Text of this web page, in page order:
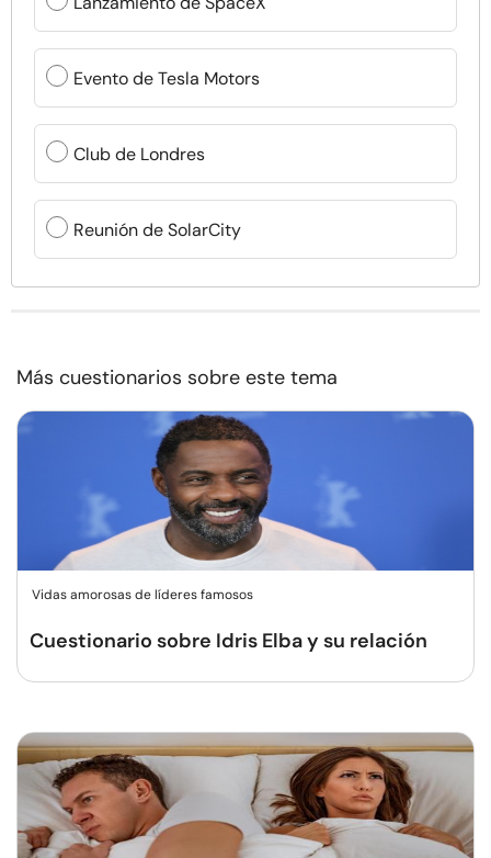
Evento de Tesla Motors
Club de Londres
Reunión de SolarCity
Más cuestionarios sobre este tema
Vidas amorosas de líderes famosos
Cuestionario sobre Idris Elba y su relación